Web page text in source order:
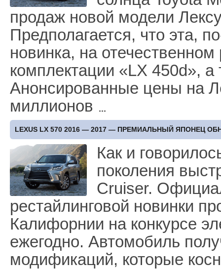
продаж новой модели
Предполагается, что эта,
новинка, на
комплектации «LX 450d», а
Анонсированные цены на
миллионов
LEXUS LX 570 2016 — 2017 — ПРЕМИАЛЬНЫЙ ЯПОНЕЦ
Как и
поколения
Cruiser.
рестайлинговой новинки
Калифорнии на конкурсе
ежегодно. Автомобиль
модификаций, которые